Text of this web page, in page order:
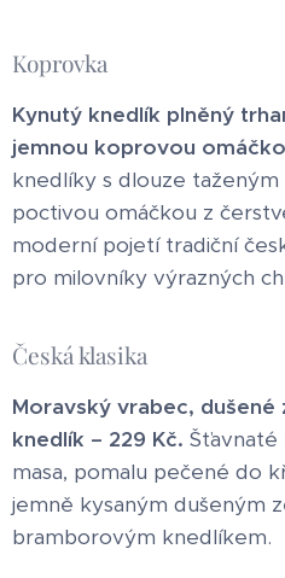
Koprovka
Kynutý knedlík plněný
jemnou koprovou
knedlíky s dlouze taženým
poctivou omáčkou z
moderní pojetí tradiční
pro milovníky výrazných
Česká klasika
Moravský vrabec,
knedlík – 229 Kč.
masa, pomalu pečené do
jemně kysaným dušeným
bramborovým knedlíkem.